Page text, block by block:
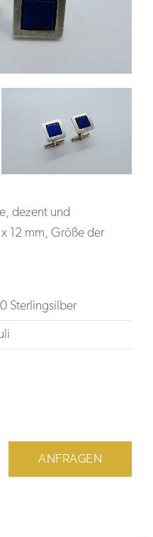
dezent und
12 mm, Größe der
Sterlingsilber
ANFRAGEN